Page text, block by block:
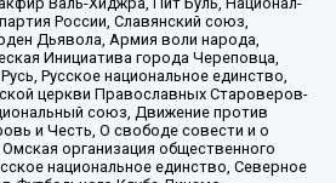
России, Славянский союз,
Дьявола, Армия воли народа,
Инициатива города Череповца,
Русское национальное единство,
церкви Православных Староверов-
союз, Движение против
и Честь, О свободе совести и о
организация общественного
национальное единство, Северное